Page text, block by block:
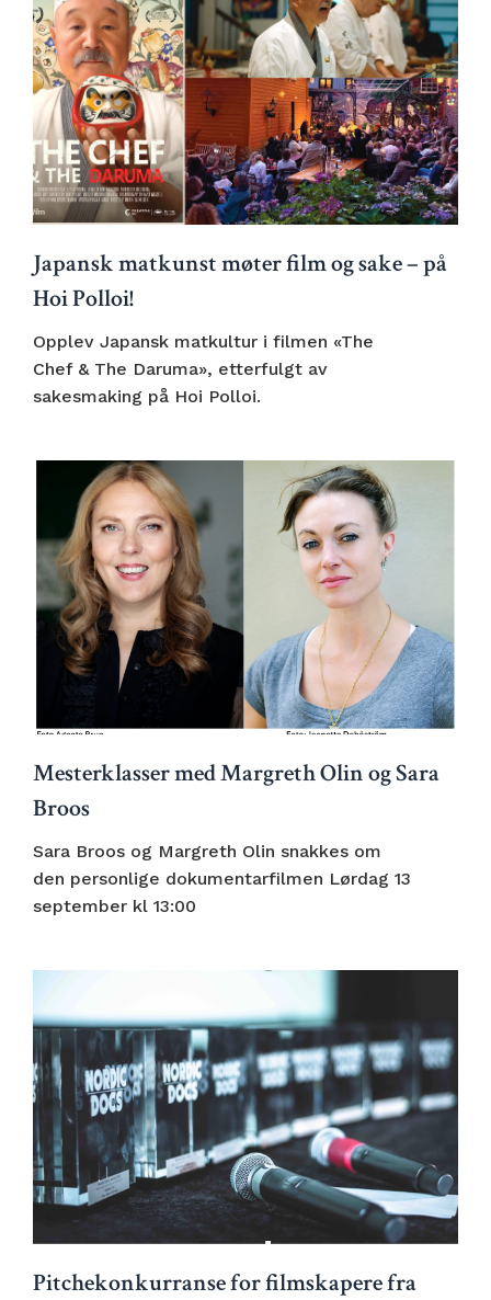
Japansk matkunst møter film og sake – på
Hoi Polloi!
Opplev Japansk matkultur i filmen «The
Chef & The Daruma», etterfulgt av
sakesmaking på Hoi Polloi.
Mesterklasser med Margreth Olin og Sara
Broos
Sara Broos og Margreth Olin snakkes om
den personlige dokumentarfilmen Lørdag 13
september kl 13:00
Pitchekonkurranse for filmskapere fra